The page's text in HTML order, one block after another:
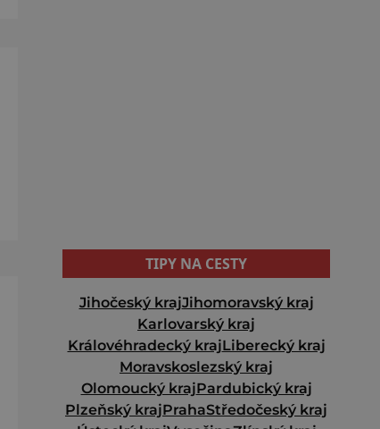
TIPY NA CESTY
Jihočeský krajJihomoravský kraj
Karlovarský kraj
Královéhradecký krajLiberecký kraj
Moravskoslezský kraj
Olomoucký krajPardubický kraj
Plzeňský krajPrahaStředočeský kraj